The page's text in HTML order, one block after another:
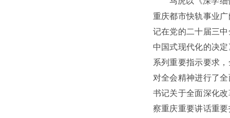
重庆都市快轨事业
记在党的二十届三
中国式现代化的决
系列重要指示要求
对全会精神进行了
书记关于全面深化
察重庆重要讲话重